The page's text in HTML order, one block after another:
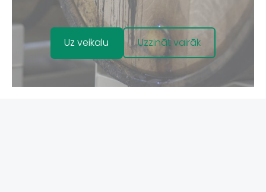
​Uz veikalu​ ​Uzzināt vairāk​